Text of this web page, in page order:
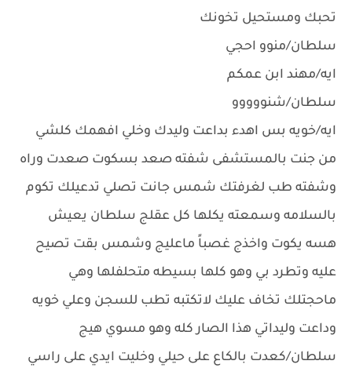
تحبك ومستحيل تخونك
سلطان/منوو احجي
ايه/مهند ابن عمكم
سلطان/شنووووو
ايه/خويه بس اهدء بداعت وليدك وخلي افهمك كلشي
من جنت بالمستشفى شفته صعد بسكوت صعدت وراه
وشفته طب لغرفتك شمس جانت تصلي تدعيلك تكوم
بالسلامه وسمعته يكلها كل عقلج سلطان يعيش
هسه يكوت واخذج غصباً ماعليج وشمس بقت تصيح
عليه وتطرد بي وهو كلها بسيطه متحلفلها وهي
ماحجتلك تخاف عليك لاتكتبه تطب للسجن وعلي خويه
وداعت وليداتي هذا الصار كله وهو مسوي هيج
سلطان/كعدت بالكاع على حيلي وخليت ايدي على راسي